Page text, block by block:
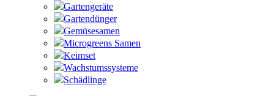
Gartengeräte
Gartendünger
Gemüsesamen
Microgreens Samen
Keimset
Wachstumssysteme
Schädlinge